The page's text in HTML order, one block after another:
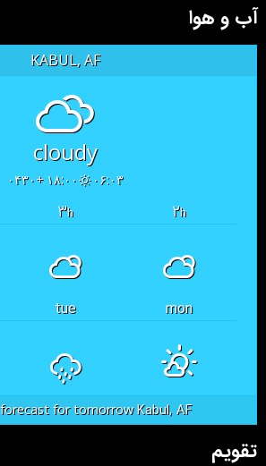
آب و هوا
KABUL, AF
cloudy
۰۶:۰۳ ۱۸:۰۰ +۰۴۳۰
۲h ۳h
mon
tue
Kabul, AF
weather forecast for tomorrow ▸
تقویم